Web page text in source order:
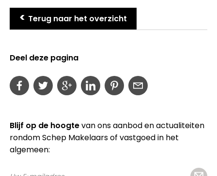
> Terug naar het overzicht
Deel deze pagina
Blijf op de hoogtevan ons aanbod en actualiteiten
rondom Schep Makelaars of vastgoed in het
algemeen: